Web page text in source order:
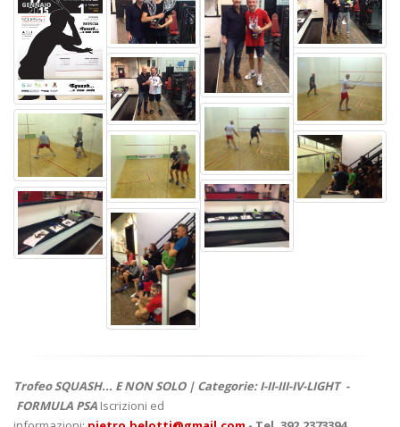
Trofeo SQUASH... E NON SOLO | Categorie: I-II-III-IV-LIGHT -
FORMULA PSA Iscrizioni ed